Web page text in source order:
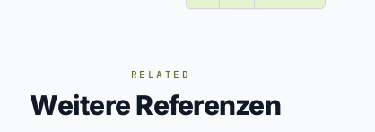
RELATED
Weitere Referenzen